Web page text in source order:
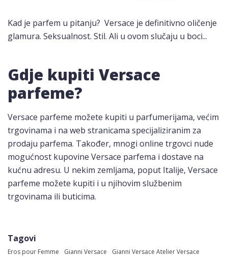
Kad je parfem u pitanju? Versace je definitivno oličenje
glamura. Seksualnost. Stil. Ali u ovom slučaju u boci...
Gdje kupiti Versace
parfeme?
Versace parfeme možete kupiti u parfumerijama, većim
trgovinama i na web stranicama specijaliziranim za
prodaju parfema. Također, mnogi online trgovci nude
mogućnost kupovine Versace parfema i dostave na
kućnu adresu. U nekim zemljama, poput Italije, Versace
parfeme možete kupiti i u njihovim službenim
trgovinama ili buticima.
Tagovi
Eros pour Femme Gianni Versace
Gianni Versace Atelier Versace